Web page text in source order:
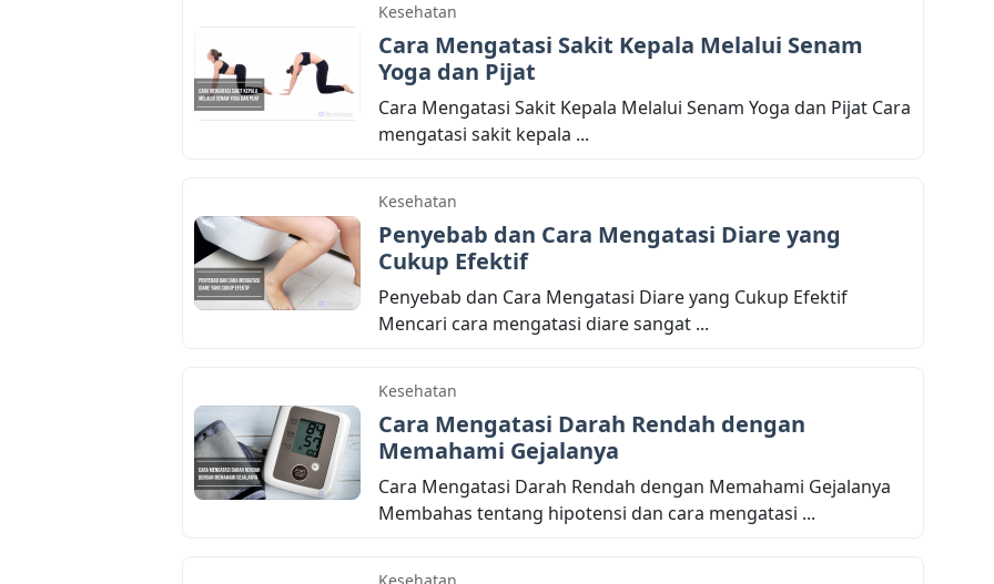
Kesehatan
Cara Mengatasi Sakit Kepala Melalui Senam
Yoga dan Pijat
Cara Mengatasi Sakit Kepala Melalui Senam Yoga dan Pijat Cara
mengatasi sakit kepala ...
Kesehatan
Penyebab dan Cara Mengatasi Diare yang
Cukup Efektif
Penyebab dan Cara Mengatasi Diare yang Cukup Efektif
Mencari cara mengatasi diare sangat ...
Kesehatan
Cara Mengatasi Darah Rendah dengan
Memahami Gejalanya
Cara Mengatasi Darah Rendah dengan Memahami Gejalanya
Membahas tentang hipotensi dan cara mengatasi ...